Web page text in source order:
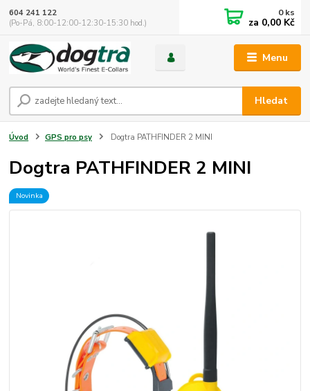
Menu
Hledat
604 241 122
(Po-Pá, 8:00-12:00-12:30-15:30 hod.)
0ks
za 0,00 Kč
Úvod GPS pro psy Dogtra PATHFINDER 2 MINI
Dogtra PATHFINDER 2 MINI
Novinka